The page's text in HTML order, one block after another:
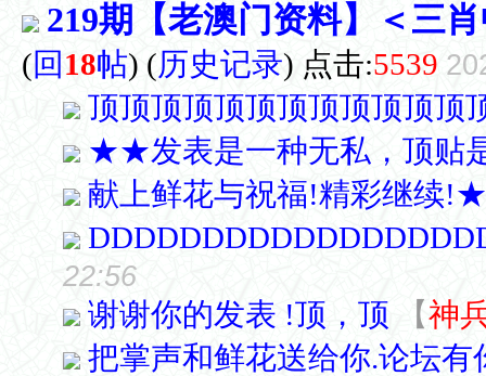
219期【老澳门资料】＜三
(回 18帖) (历史记录) 点击:5539
顶顶顶顶顶顶顶顶顶顶顶顶
★★发表是一种无私，顶贴
献上鲜花与祝福!精彩继续
22:56
谢谢你的发表 !顶，顶 【神
把掌声和鲜花送给你.论坛有